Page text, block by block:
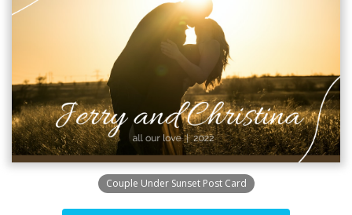
Couple Under Sunset Post Card